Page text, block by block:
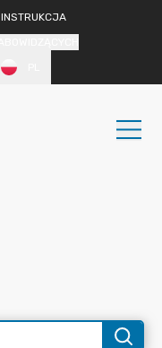
INSTRUKCJA